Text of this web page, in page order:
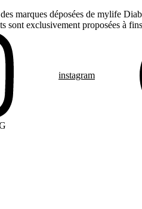
marques déposées de mylife
sont exclusivement proposées à
instagram